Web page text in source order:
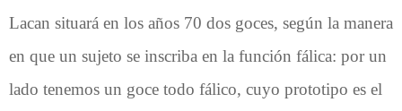
Lacan situará en los años 70 dos goces, según la manera
en que un sujeto se inscriba en la función fálica: por un
lado tenemos un goce todo fálico, cuyo prototipo es el